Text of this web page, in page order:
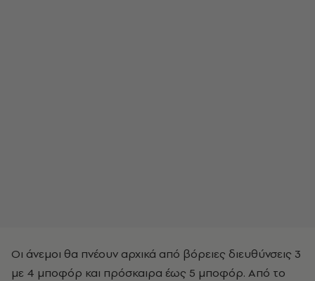
Οι άνεμοι θα πνέουν αρχικά από βόρειες διευθύνσεις 3
με 4 μποφόρ και πρόσκαιρα έως 5 μποφόρ. Από το